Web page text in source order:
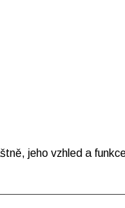
jeho vzhled a